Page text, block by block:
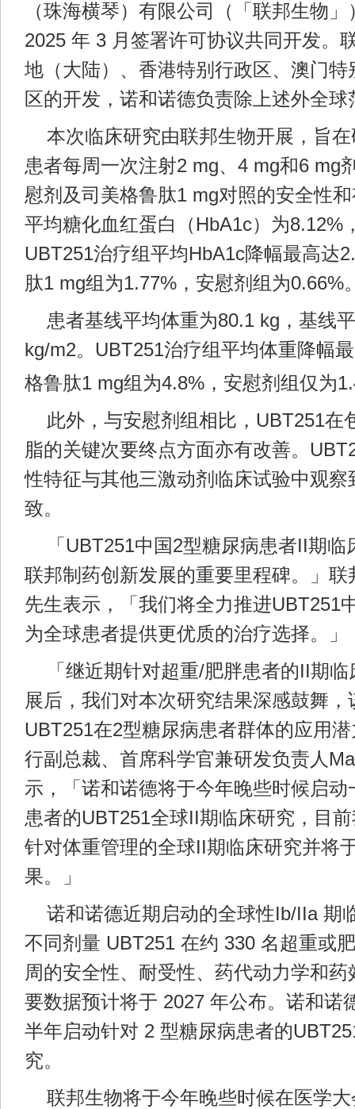
（珠海横琴）有限公司（「联邦生物
2025 年 3 月签署许可协议共同开发。
地（大陆）、香港特别行政区、澳门特
区的开发，诺和诺德负责除上述外全
本次临床研究由联邦生物开展，旨
患者每周一次注射2 mg、4 mg和6 mg
慰剂及司美格鲁肽1 mg对照的安全性
平均糖化血红蛋白（HbA1c）为8.12%
UBT251治疗组平均HbA1c降幅最高达
肽1 mg组为1.77%，安慰剂组为0.66%
患者基线平均体重为80.1 kg，基线
kg/m2。UBT251治疗组平均体重降幅
格鲁肽1 mg组为4.8%，安慰剂组仅为
此外，与安慰剂组相比，UBT251在
脂的关键次要终点方面亦有改善。
性特征与其他三激动剂临床试验中观察
致。
「UBT251中国2型糖尿病患者II期
联邦制药创新发展的重要里程碑。」联
先生表示，「我们将全力推进UBT251
为全球患者提供更优质的治疗选择。」
「继近期针对超重/肥胖患者的II期
展后，我们对本次研究结果深感鼓舞
UBT251在2型糖尿病患者群体的应用
行副总裁、首席科学官兼研发负责人
示，「诺和诺德将于今年晚些时候启
患者的UBT251全球II期临床研究，目
针对体重管理的全球II期临床研究并将
果。」
诺和诺德近期启动的全球性Ib/IIa 期
不同剂量 UBT251 在约 330 名超重或
周的安全性、耐受性、药代动力学和
要数据预计将于 2027 年公布。诺和诺
半年启动针对 2 型糖尿病患者的
究。
联邦生物将于今年晚些时候在医学